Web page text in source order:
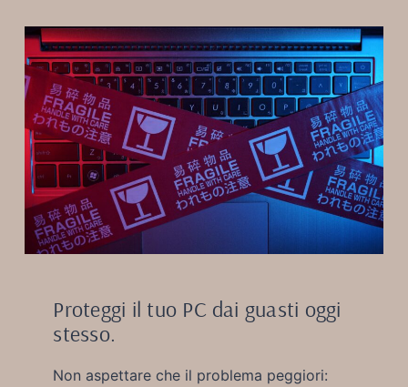
Proteggi il tuo PC dai guasti oggi
stesso.
Non aspettare che il problema peggiori: